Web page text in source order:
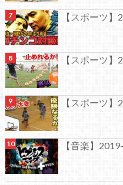
【スポーツ
【スポーツ
【スポーツ
【音楽】